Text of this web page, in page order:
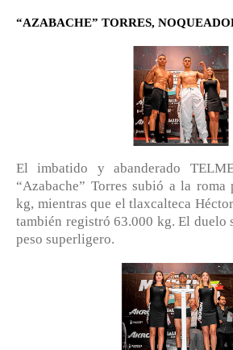
“AZABACHE” TORRES,
El imbatido y abanderado
“Azabache” Torres subió a la roma
kg, mientras que el tlaxcalteca
también registró 63.000 kg. El duelo
peso superligero.